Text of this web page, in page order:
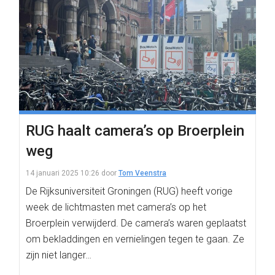
RUG haalt camera’s op Broerplein
weg
14 januari 2025 10:26 door Tom Veenstra
De Rijksuniversiteit Groningen (RUG) heeft vorige
week de lichtmasten met camera’s op het
Broerplein verwijderd. De camera’s waren geplaatst
om bekladdingen en vernielingen tegen te gaan. Ze
zijn niet langer…